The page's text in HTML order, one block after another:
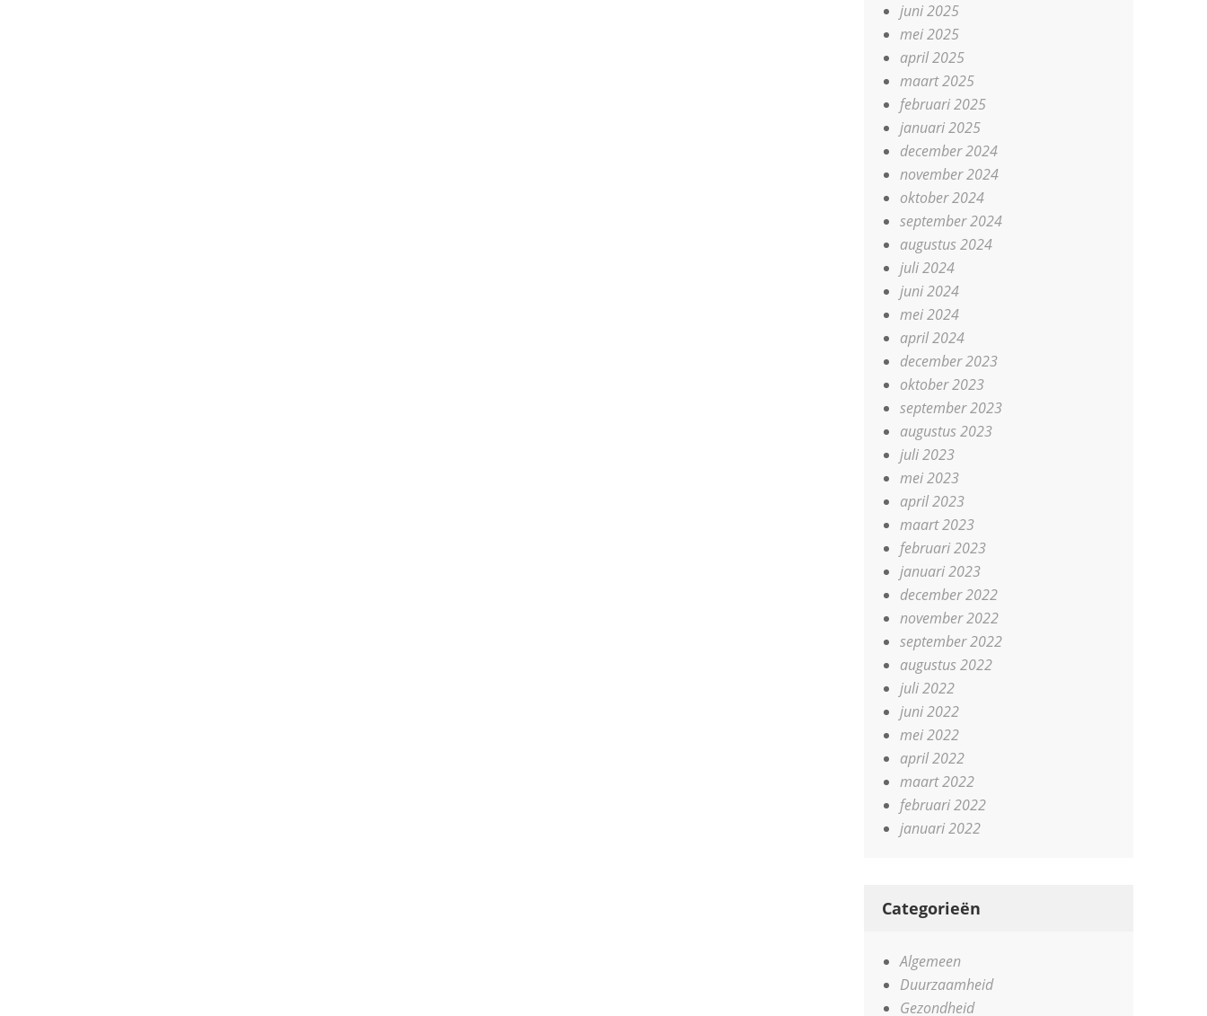
juni 2025
mei 2025
april 2025
maart 2025
februari 2025
januari 2025
december 2024
november 2024
oktober 2024
september 2024
augustus 2024
juli 2024
juni 2024
mei 2024
april 2024
december 2023
oktober 2023
september 2023
augustus 2023
juli 2023
mei 2023
april 2023
maart 2023
februari 2023
januari 2023
december 2022
november 2022
september 2022
augustus 2022
juli 2022
juni 2022
mei 2022
april 2022
maart 2022
februari 2022
januari 2022
Categorieën
Algemeen
Duurzaamheid
Gezondheid